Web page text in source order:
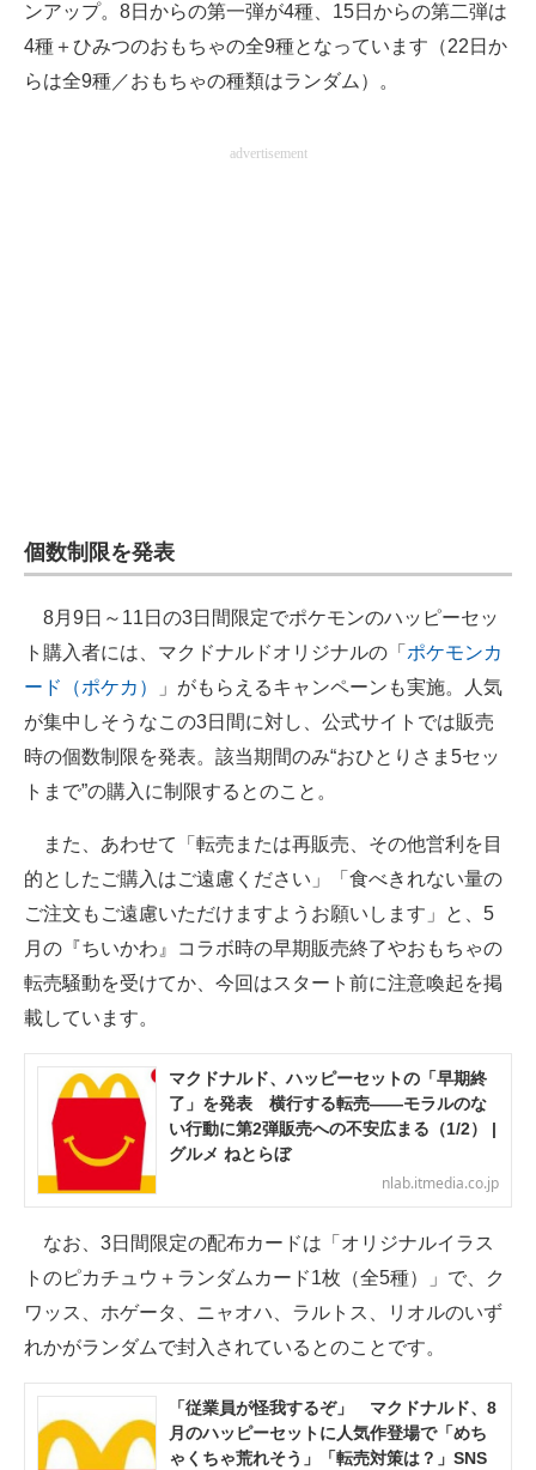
ンアップ。8日からの第一弾が4種、15日からの第二弾は
4種＋ひみつのおもちゃの全9種となっています（22日か
らは全9種／おもちゃの種類はランダム）。
advertisement
個数制限を発表
8月9日～11日の3日間限定でポケモンのハッピーセッ
ト購入者には、マクドナルドオリジナルの「 ポケモンカ
ード（ポケカ）
」がもらえるキャンペーンも実施。人気
が集中しそうなこの3日間に対し、公式サイトでは販売
時の個数制限を発表。該当期間のみ“おひとりさま5セッ
トまで”の購入に制限するとのこと。
また、あわせて「転売または再販売、その他営利を目
的としたご購入はご遠慮ください」「食べきれない量の
ご注文もご遠慮いただけますようお願いします」と、5
月の『ちいかわ』コラボ時の早期販売終了やおもちゃの
転売騒動を受けてか、今回はスタート前に注意喚起を掲
載しています。
マクドナルド、ハッピーセットの「早期終
了」を発表 横行する転売――モラルのな
い行動に第2弾販売への不安広まる（1/2） |
グルメ ねとらぼ
nlab.itmedia.co.jp
なお、3日間限定の配布カードは「オリジナルイラス
トのピカチュウ＋ランダムカード1枚（全5種）」で、ク
ワッス、ホゲータ、ニャオハ、ラルトス、リオルのいず
れかがランダムで封入されているとのことです。
「従業員が怪我するぞ」 マクドナルド、8
月のハッピーセットに人気作登場で「めち
ゃくちゃ荒れそう」「転売対策は？」SNS